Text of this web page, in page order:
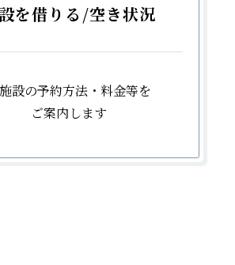
を借りる/空き状況
設の予約方法・料金等を
ご案内します